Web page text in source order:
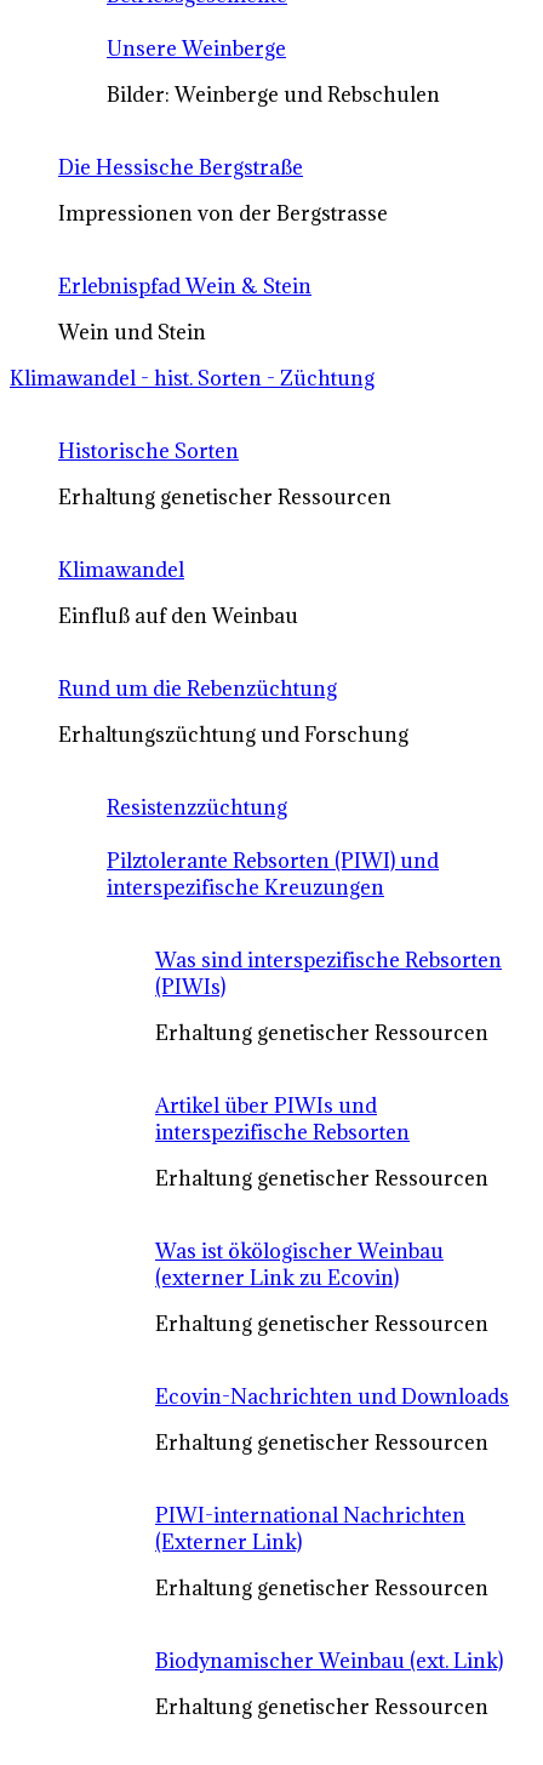
Unsere Weinberge
Bilder: Weinberge und Rebschulen
Die Hessische Bergstraße
Impressionen von der Bergstrasse
Erlebnispfad Wein & Stein
Wein und Stein
Klimawandel - hist. Sorten - Züchtung
Historische Sorten
Erhaltung genetischer Ressourcen
Klimawandel
Einfluß auf den Weinbau
Rund um die Rebenzüchtung
Erhaltungszüchtung und Forschung
Resistenzzüchtung
Pilztolerante Rebsorten (PIWI) und
interspezifische Kreuzungen
Was sind interspezifische Rebsorten
(PIWIs)
Erhaltung genetischer Ressourcen
Artikel über PIWIs und
interspezifische Rebsorten
Erhaltung genetischer Ressourcen
Was ist ökölogischer Weinbau
(externer Link zu Ecovin)
Erhaltung genetischer Ressourcen
Ecovin-Nachrichten und Downloads
Erhaltung genetischer Ressourcen
PIWI-international Nachrichten
(Externer Link)
Erhaltung genetischer Ressourcen
Biodynamischer Weinbau (ext. Link)
Erhaltung genetischer Ressourcen